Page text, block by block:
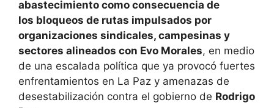
abastecimiento como consecuencia de
los bloqueos de rutas impulsados por
organizaciones sindicales, campesinas y
sectores alineados con Evo Morales, en medio
de una escalada política que ya provocó fuertes
enfrentamientos en La Paz y amenazas de
desestabilización contra el gobierno de Rodrigo